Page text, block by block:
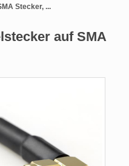
Stecker, ...
auf SMA